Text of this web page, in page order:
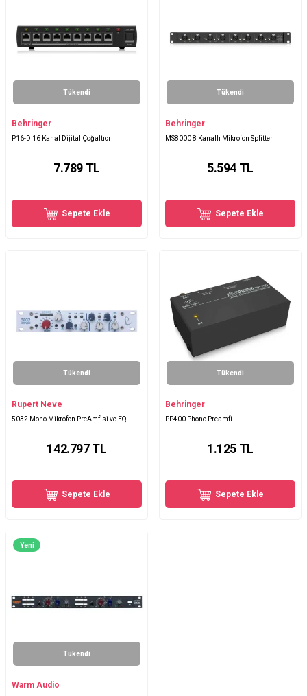
Tükendi
Behringer
P16-D 16 Kanal Dijital Çoğaltıcı
7.789 TL
Sepete Ekle
Tükendi
Behringer
MS8000 8 Kanallı Mikrofon Splitter
5.594 TL
Sepete Ekle
Tükendi
Rupert Neve
5032 Mono Mikrofon PreAmfisi ve EQ
142.797TL
Sepete Ekle
Tükendi
Behringer
PP400 Phono Preamfi
1.125 TL
Sepete Ekle
Yeni
Tükendi
Warm Audio